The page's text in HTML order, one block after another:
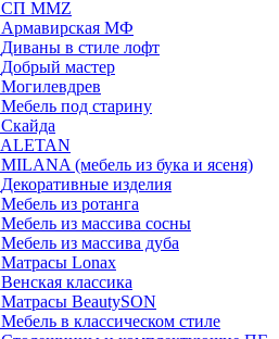
СП ММZ
Армавирская МФ
Диваны в стиле лофт
Добрый мастер
Могилевдрев
Мебель под старину
Скайда
ALETAN
MILANA (мебель из бука и ясеня)
Декоративные изделия
Мебель из ротанга
Мебель из массива сосны
Мебель из массива дуба
Матрасы Lonax
Венская классика
Матрасы BeautySON
Мебель в классическом стиле